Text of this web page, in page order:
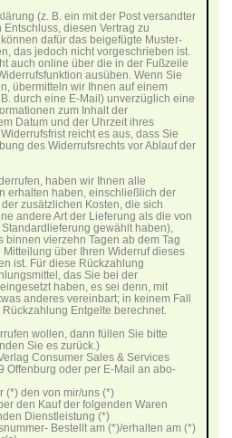
(z. B. ein mit der Post versandter
diesen Vertrag zu
dafür das beigefügte Muster-
das jedoch nicht vorgeschrieben ist.
auch online über die in der Fußzeile
ausüben. Wenn Sie
übermitteln wir Ihnen auf einem
durch eine E-Mail) unverzüglich eine
zum Inhalt der
Datum und der Uhrzeit ihres
reicht es aus, dass Sie
des Widerrufsrechts vor Ablauf der
haben wir Ihnen alle
erhalten haben, einschließlich der
zusätzlichen Kosten, die sich
andere Art der Lieferung als die von
gewählt haben),
vierzehn Tagen ab dem Tag
über Ihren Widerruf dieses
ist. Für diese Rückzahlung
das Sie bei der
haben, es sei denn, mit
anderes vereinbart; in keinem Fall
Entgelte berechnet.
wollen, dann füllen Sie bitte
Sie es zurück.)
Consumer Sales & Services
Offenburg oder per E-Mail an abo-
(*) den von mir/uns (*)
den Kauf der folgenden Waren
Dienstleistung (*)
Bestellt am (*)/erhalten am (*)